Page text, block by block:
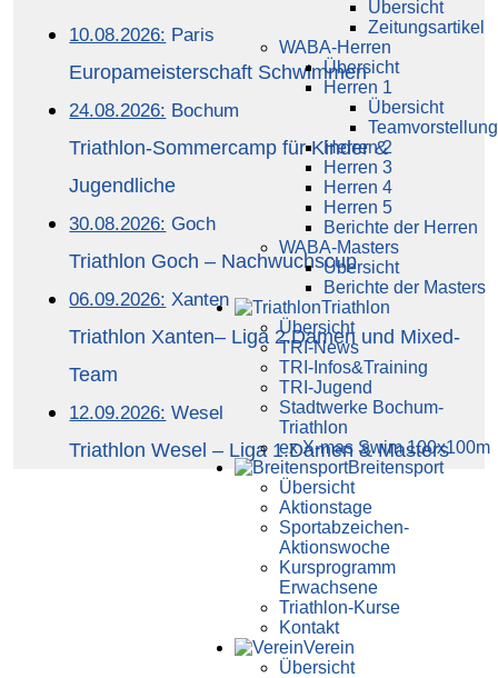
Übersicht
Zeitungsartikel
WABA-Herren
Übersicht
Herren 1
Übersicht
Teamvorstellung
Herren 2
Herren 3
Herren 4
Herren 5
Berichte der Herren
WABA-Masters
Übersicht
Berichte der Masters
Triathlon
Übersicht
TRI-News
TRI-Infos&Training
TRI-Jugend
Stadtwerke Bochum-
Triathlon
ex X-mas Swim 100x100m
Breiten­sport
Übersicht
Aktionstage
Sportabzeichen-
Aktionswoche
Kursprogramm
Erwachsene
Triathlon-Kurse
Kontakt
Verein
Übersicht
10.08.2026: Paris
Europameisterschaft Schwimmen
24.08.2026: Bochum
Triathlon-Sommercamp für Kinder &
Jugendliche
30.08.2026: Goch
Triathlon Goch – Nachwuchscup
06.09.2026: Xanten
Triathlon Xanten– Liga 2.Damen und Mixed-
Team
12.09.2026: Wesel
Triathlon Wesel – Liga 1.Damen & Masters